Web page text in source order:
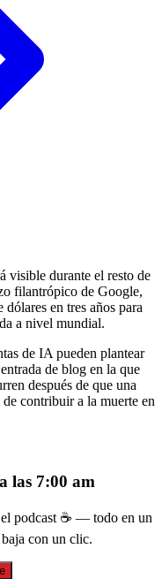
visible durante el resto de
filantrópico de Google,
en tres años para
a nivel mundial.
de IA pueden plantear
de blog en la que
después de que una
contribuir a la muerte en
las 7:00 am
podcast ☕ — todo en un
con un clic.